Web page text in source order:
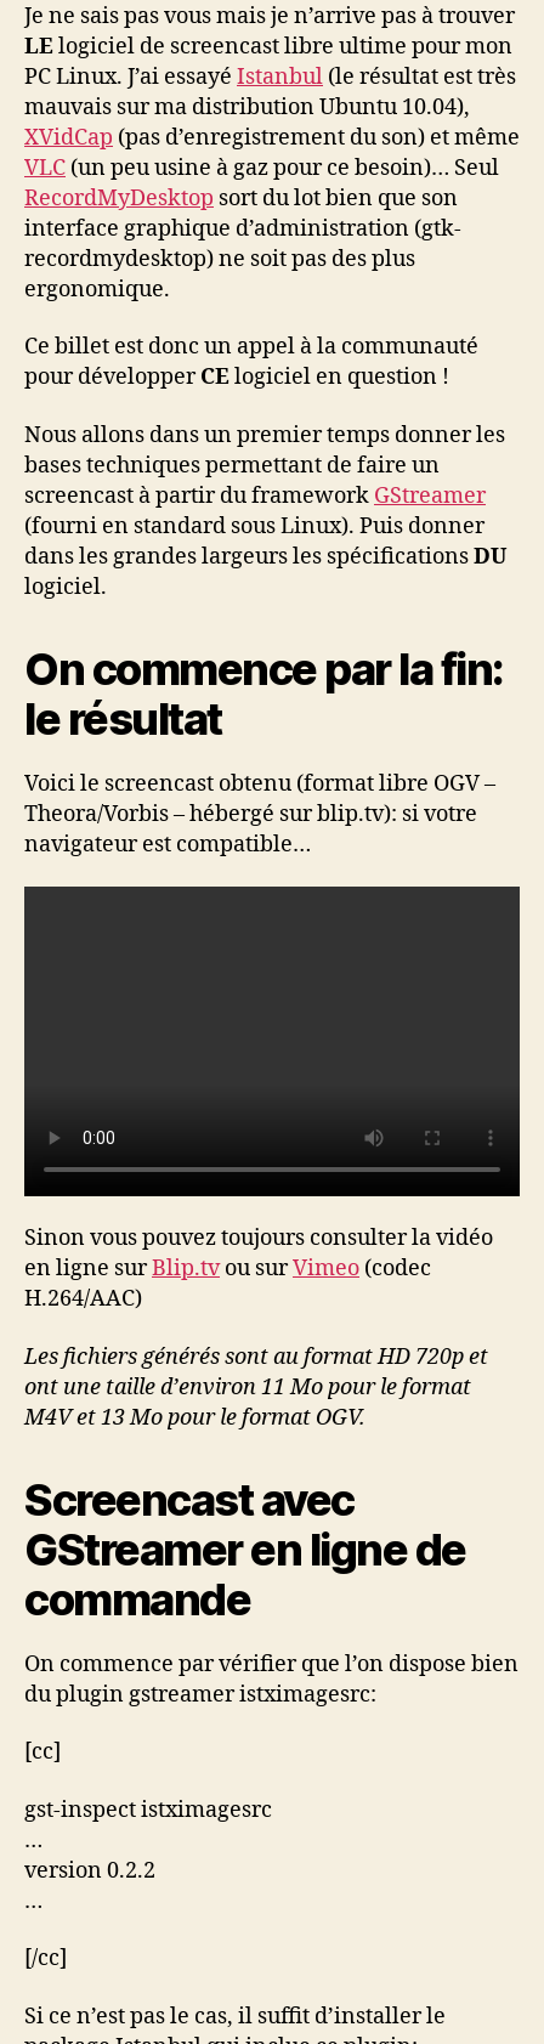
du
screencast
avec
GStreamer
Je ne sais pas vous mais je n’arrive pas à trouver
LElogiciel de screencast libre ultime pour mon
PC Linux. J’ai essayé Istanbul (le résultat est très
mauvais sur ma distribution Ubuntu 10.04),
XVidCap (pas d’enregistrement du son) et même
VLC (un peu usine à gaz pour ce besoin)… Seul
RecordMyDesktop sort du lot bien que son
interface graphique d’administration (gtk-
recordmydesktop) ne soit pas des plus
ergonomique.
Ce billet est donc un appel à la communauté
pour développerCElogiciel en question !
Nous allons dans un premier temps donner les
bases techniques permettant de faire un
screencast à partir du framework GStreamer
(fourni en standard sous Linux). Puis donner
dans les grandes largeurs les spécificationsDU
logiciel.
On commence par la fin:
le résultat
Voici le screencast obtenu (format libre OGV –
Theora/Vorbis – hébergé sur blip.tv): si votre
navigateur est compatible…
Sinon vous pouvez toujours consulter la vidéo
en ligne surBlip.tvou surVimeo (codec
H.264/AAC)
Les fichiers générés sont au format HD 720p et
ont une taille d’environ 11 Mo pour le format
M4V et 13 Mo pour le format OGV.
Screencast avec
GStreamer en ligne de
commande
On commence par vérifier que l’on dispose bien
du plugin gstreamer istximagesrc:
[cc]
gst-inspect istximagesrc
…
version 0.2.2
…
[/cc]
Si ce n’est pas le cas, il suffit d’installer le